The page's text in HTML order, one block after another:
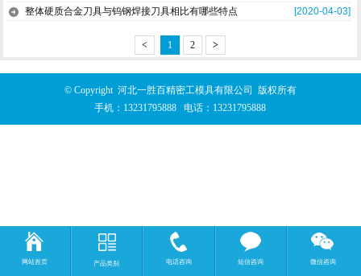
[2020-04-03]
整体硬质合金刀具与钨钢焊接刀具相比有哪些特点
< 1 2 >
© Copyright 河北一胜百精密工模具有限公司 版权所有
手机： 13231795888 电话： 13231795888
网站首页 产品类别 电话咨询 短信咨询 微信咨询